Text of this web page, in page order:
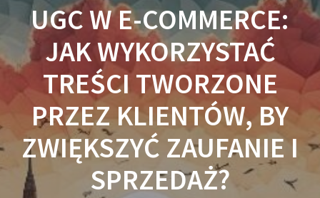
UGC W E-COMMERCE:
JAK WYKORZYSTAĆ
TREŚCI TWORZONE
PRZEZ KLIENTÓW, BY
ZWIĘKSZYĆ ZAUFANIE I
SPRZEDAŻ?